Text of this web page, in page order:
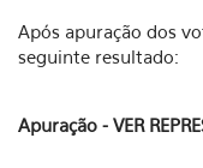
Após apuração dos
seguinte resultado:
Apuração - VER